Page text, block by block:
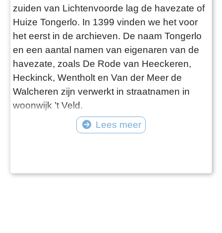
zuiden van Lichtenvoorde lag de havezate of
Huize Tongerlo. In 1399 vinden we het voor
het eerst in de archieven. De naam Tongerlo
en een aantal namen van eigenaren van de
havezate, zoals De Rode van Heeckeren,
Heckinck, Wentholt en Van der Meer de
Walcheren zijn verwerkt in straatnamen in
woonwijk ’t Veld.
Lees meer